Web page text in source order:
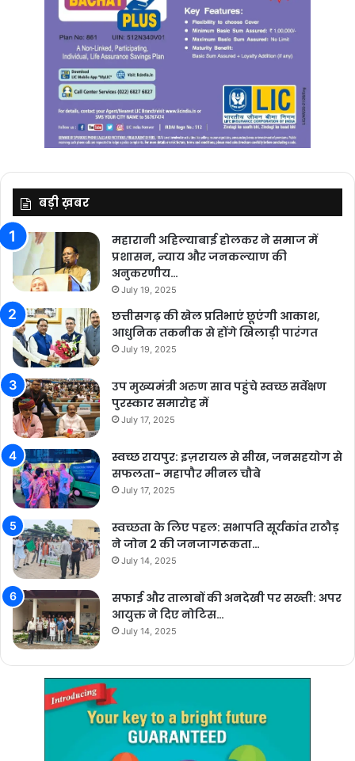
बड़ी ख़बर
महारानी अहिल्याबाई होलकर ने समाज में
प्रशासन, न्याय और जनकल्याण की
अनुकरणीय…
July 19, 2025
छत्तीसगढ़ की खेल प्रतिभाएं छूएंगी आकाश,
आधुनिक तकनीक से होंगे खिलाड़ी पारंगत
July 19, 2025
उप मुख्यमंत्री अरुण साव पहुंचे स्वच्छ सर्वेक्षण
पुरस्कार समारोह में
July 17, 2025
स्वच्छ रायपुर: इज़रायल से सीख, जनसहयोग से
सफलता- महापौर मीनल चौबे
July 17, 2025
स्वच्छता के लिए पहल: सभापति सूर्यकांत राठौड़
ने जोन 2 की जनजागरूकता…
July 14, 2025
सफाई और तालाबों की अनदेखी पर सख्ती: अपर
आयुक्त ने दिए नोटिस…
July 14, 2025